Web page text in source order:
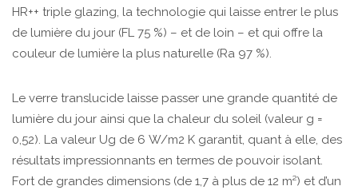
HR++ triple glazing, la technologie qui laisse entrer le plus
de lumière du jour (FL 75 %) – et de loin – et qui offre la
couleur de lumière la plus naturelle (Ra 97 %).
Le verre translucide laisse passer une grande quantité de
lumière du jour ainsi que la chaleur du soleil (valeur g =
0,52). La valeur Ug de 6 W/m2 K garantit, quant à elle, des
résultats impressionnants en termes de pouvoir isolant.
Fort de grandes dimensions (de 1,7 à plus de 12 m²) et d’un